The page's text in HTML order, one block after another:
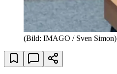
(Bild: IMAGO / Sven Simon)